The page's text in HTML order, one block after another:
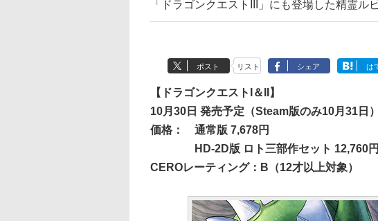
「ドラゴンクエストIII」にも登場した精霊ル
ポスト リスト シェア は
【ドラゴンクエストI＆II】
10月30日 発売予定（Steam版のみ10月31日）
価格：
通常版 7,678円
HD-2D版 ロト三部作セット 12,760円
CEROレーティング：B（12才以上対象）